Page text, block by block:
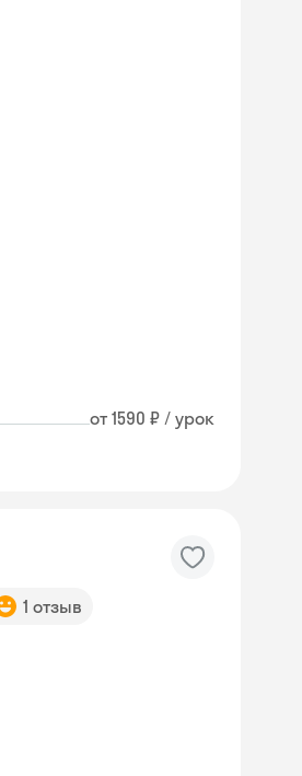
от 1590 ₽ / урок
1 отзыв